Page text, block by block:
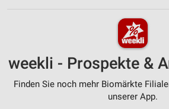
weekli - Prospekte &
Finden Sie noch mehr Biomärkte
unserer App.